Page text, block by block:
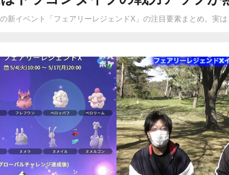
の新イベント「フェアリーレジェンドX」の注目要素まとめ。実